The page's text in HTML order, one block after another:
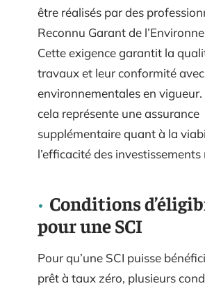
être réalisés par des
Reconnu Garant de
Cette exigence garantit la
travaux et leur conformité
environnementales en vigueur.
cela représente une assurance
supplémentaire quant à la
l’efficacité des investissements
Conditions
pour une SCI
Pour qu’une SCI puisse
prêt à taux zéro, plusieurs